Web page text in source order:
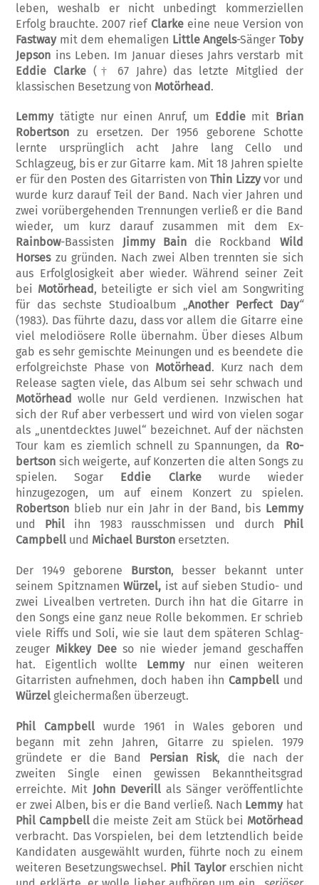
leben, weshalb er nicht un­bedingt kommer­ziellen
Erfolg brauchte. 2007 rief Clarkeeine neue Version von
Fastwaymit dem ehema­ligen Little Angels-Sänger Toby
Jepson ins Leben. Im Januar dieses Jahrs ver­starb mit
Eddie Clarke († 67 Jahre) das letzte Mitglied der
klassischen Besetzung von Mo­tör­head .
Lemmytätigte nur einen Anruf, um Eddie mit Brian
Robertson zu ersetzen. Der 1956 ge­borene Schotte
lernte ursprünglich acht Jahre lang Cello und
Schlagzeug, bis er zur Gitarre kam. Mit 18 Jahren spielte
er für den Posten des Gitarristen vonThin Lizzyvor und
wurde kurz darauf Teil der Band. Nach vier Jahren und
zwei vorübergehenden Trennungen verließ er die Band
wieder, um kurz darauf zusammen mit dem Ex-
Rainbow-Bassisten Jimmy Baindie Rockband Wild
Horseszu gründen. Nach zwei Alben trennten sie sich
aus Erfolg­losigkeit aber wieder. Während seiner Zeit
bei Motörhead , beteiligte er sich viel am Song­writing
für das sechste Studioalbum „Another Perfect Day“
(1983). Das führte dazu, dass vor allem die Gitarre eine
viel melodiösere Rolle übernahm. Über dieses Album
gab es sehr ge­mischte Meinungen und es beendete die
erfolg­reichste Phase von Motörhead . Kurz nach dem
Release sagten viele, das Album sei sehr sch­wach und
Motörhead wolle nur Geld verdien­en. Inzwischen hat
sich der Ruf aber verbessert und wird von vielen sogar
als „unentdecktes Juwel“ bezeichnet. Auf der nächsten
Tour kam es ziemlich schnell zu Spannungen, da Ro­
bertson sich weigerte, auf Konzerten die alten Songs zu
spielen. Sogar Eddie Clarkewurde wieder
hinzugezogen, um auf einem Konzert zu spielen.
Robertson blieb nur ein Jahr in der Band, bis Lemmy
und Phil ihn 1983 rauss­chmissen und durch
Phil
Campbell und Mi­chael Burston ersetzten.
Der 1949 geborene Burston, besser bekannt unter
seinem Spitz­namenWürzel, ist auf sieben Studio- und
zwei Livealben vertreten. Durch ihn hat die Gitarre in
den Songs eine ganz neue Rolle bekommen. Er schrieb
viele Riffs und Soli, wie sie laut dem späteren Schlag­
zeuger Mikkey Dee so nie wie­der jemand geschaffen
hat. Eigentlich wollte
Lemmynur einen weiteren
Gitarristen aufneh­men, doch haben ihn Campbellund
Würzel gleichermaßen überzeugt.
Phil Campbell wurde 1961 in Wales geboren und
begann mit zehn Jahren, Gitarre zu spielen. 1979
gründete er die Band Persian Risk, die nach der
zweiten Single einen gewissen Be­kanntheitsgrad
erreichte. Mit John Deverill als Sänger veröffentlichte
er zwei Alben, bis er die Band verließ. Nach Lemmyhat
Phil Campbelldie meiste Zeit am Stück bei Mo­törhead
verbracht. Das Vorspielen, bei dem letztendlich beide
Kandidaten ausgewählt wurden, führte noch zu einem
weiteren Be­setzungswechsel. Phil Taylorerschien nicht